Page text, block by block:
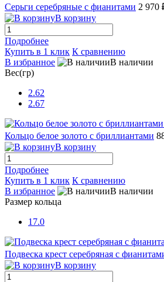
Серьги серебряные с фианитами 2 970
В корзину
Подробнее
Купить в 1 клик К сравнению
В избранное
В наличии
Вес(гр)
2.62
2.67
Кольцо белое золото с бриллиантами
В корзину
Подробнее
Купить в 1 клик К сравнению
В избранное
В наличии
Размер кольца
17.0
Подвеска крест серебряная с
В корзину